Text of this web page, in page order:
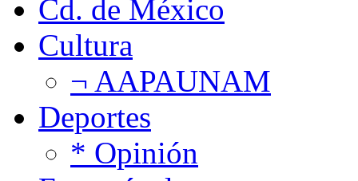
Cd. de México
Cultura
¬ AAPAUNAM
Deportes
* Opinión